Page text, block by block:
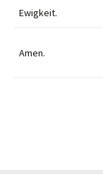
Ewigkeit.
Amen.